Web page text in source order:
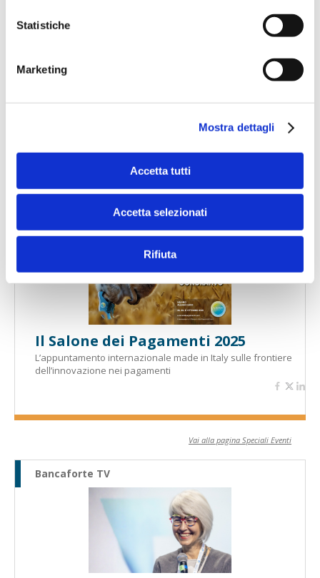
Statistiche
Marketing
Mostra dettagli
Accetta tutti
Accetta selezionati
Rifiuta
Speciali eventi
Banche per l'inclusione
Il Salone dei Pagamenti 2025
L’appuntamento internazionale made in Italy sulle frontiere
dell’innovazione nei pagamenti
Vai alla pagina Speciali Eventi
Bancaforte TV